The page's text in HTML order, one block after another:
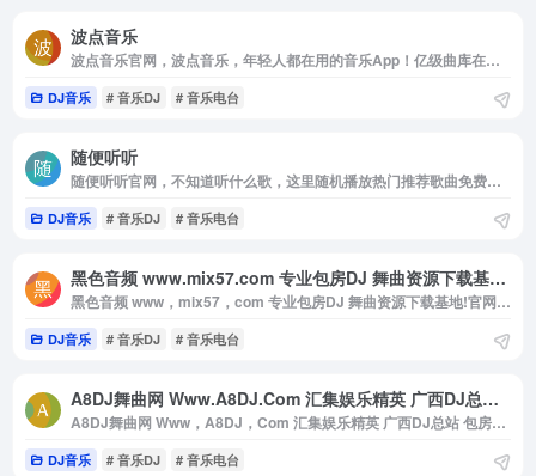
波点音乐
波点音乐官网，波点音乐，年轻人都在用的音乐App！亿级曲库在线畅听，网罗各种音乐大咖，学生党必备的宝藏应用。歌多，好看，省钱，极简界面与极致听歌体验，还原音乐原本的样子！
DJ音乐 # 音乐DJ # 音乐电台
随便听听
随便听听官网，不知道听什么歌，这里随机播放热门推荐歌曲免费在线播放下载，这里至少收集了过万首热门在网络上最全的音乐
DJ音乐 # 音乐DJ # 音乐电台
黑色音频 www.mix57.com 专业包房DJ 舞曲资源下载基地!
黑色音频 www，mix57，com 专业包房DJ 舞曲资源下载基地!官网，打造中国DJ音乐文化，每天同步国内外DJ舞曲，高品质数字音乐在线试听及下载，全方位满足DJ工作者及音乐爱好者的需求。
DJ音乐 # 音乐DJ # 音乐电台
A8DJ舞曲网 Www.A8DJ.Com 汇集娱乐精英 广西DJ总站 包房精品DJ舞曲汇聚平台
A8DJ舞曲网 Www，A8DJ，Com 汇集娱乐精英 广西DJ总站 包房精品DJ舞曲汇聚平台官网，A8DJ舞曲网以东南亚DJ为核心，提供最新包房DJ音乐，每天更新快人一步，专业DJ团队精心制作好听的串烧，打造车载DJ舞曲，为DJ工作者收录国外DJ舞曲，提供高音质在线试听及MP3免费下载，全方位满足DJ工作者及音乐爱好者的需求。
DJ音乐 # 音乐DJ # 音乐电台